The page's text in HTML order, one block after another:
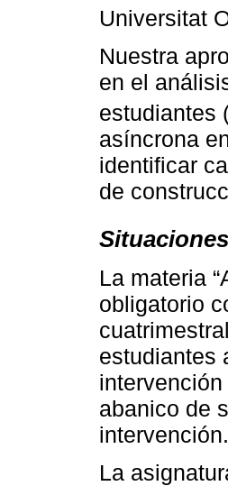
Universitat
Nuestra
en el
estudiantes
asíncrona
identificar
de
La materia
obligatorio
estudiantes
abanico de
intervención.
La